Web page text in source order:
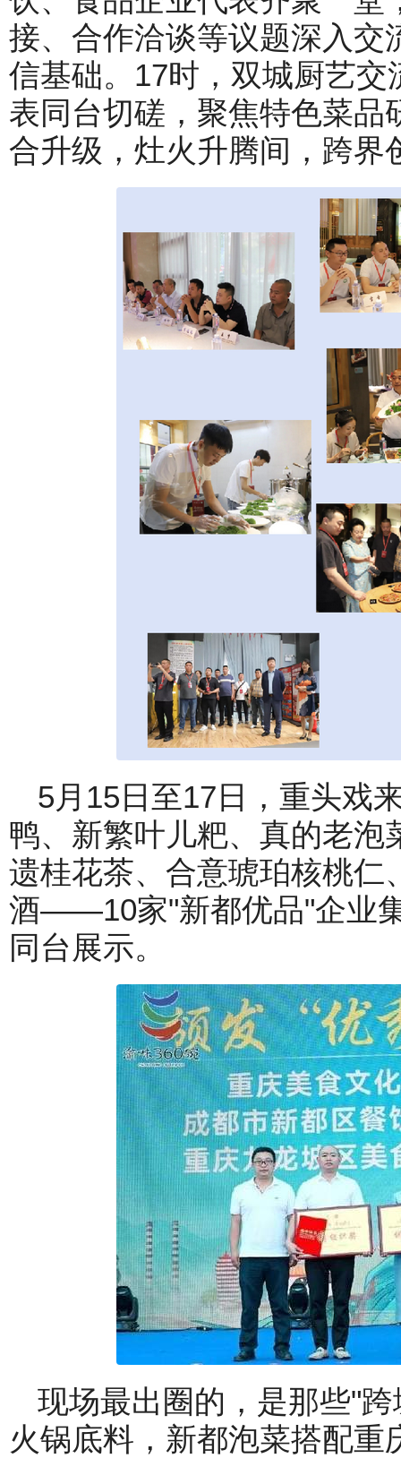
接、合作洽谈等议题深入交
信基础。17时，双城厨艺
表同台切磋，聚焦特色菜品
合升级，灶火升腾间，跨界
5月15日至17日，重头戏
鸭、新繁叶儿粑、真的老泡
遗桂花茶、合意琥珀核桃仁
酒——10家"新都优品"企业
同台展示。
现场最出圈的，是那些"
火锅底料，新都泡菜搭配